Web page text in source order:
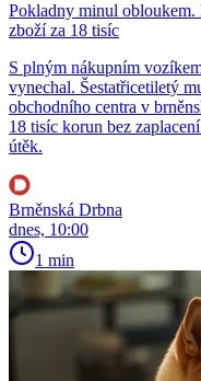
Pokladny minul obloukem.
zboží za 18 tisíc
S plným nákupním
vynechal. Šestatřicetiletý
obchodního centra v
18 tisíc korun bez
útěk.
Brněnská Drbna
dnes, 10:00
1 min